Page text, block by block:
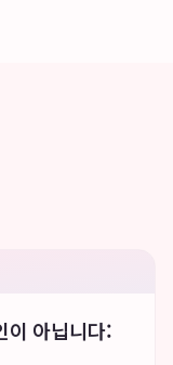
이 아닙니다: